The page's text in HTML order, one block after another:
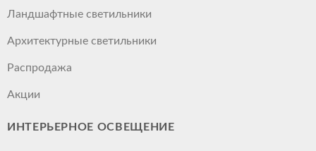
Ландшафтные светильники
Архитектурные светильники
Распродажа
Акции
ИНТЕРЬЕРНОЕ ОСВЕЩЕНИЕ